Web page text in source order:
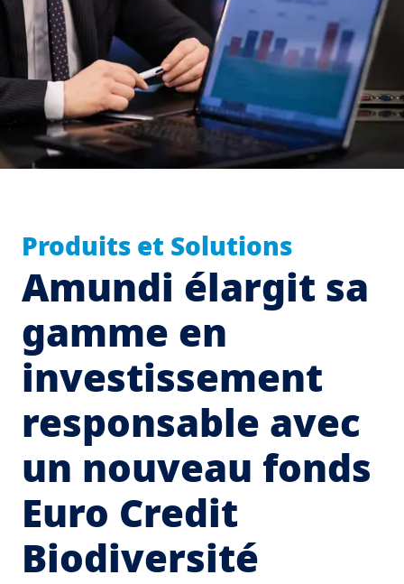
Produits et Solutions
Amundi élargit sa
gamme en
investissement
responsable avec
un nouveau fonds
Euro Credit
Biodiversité